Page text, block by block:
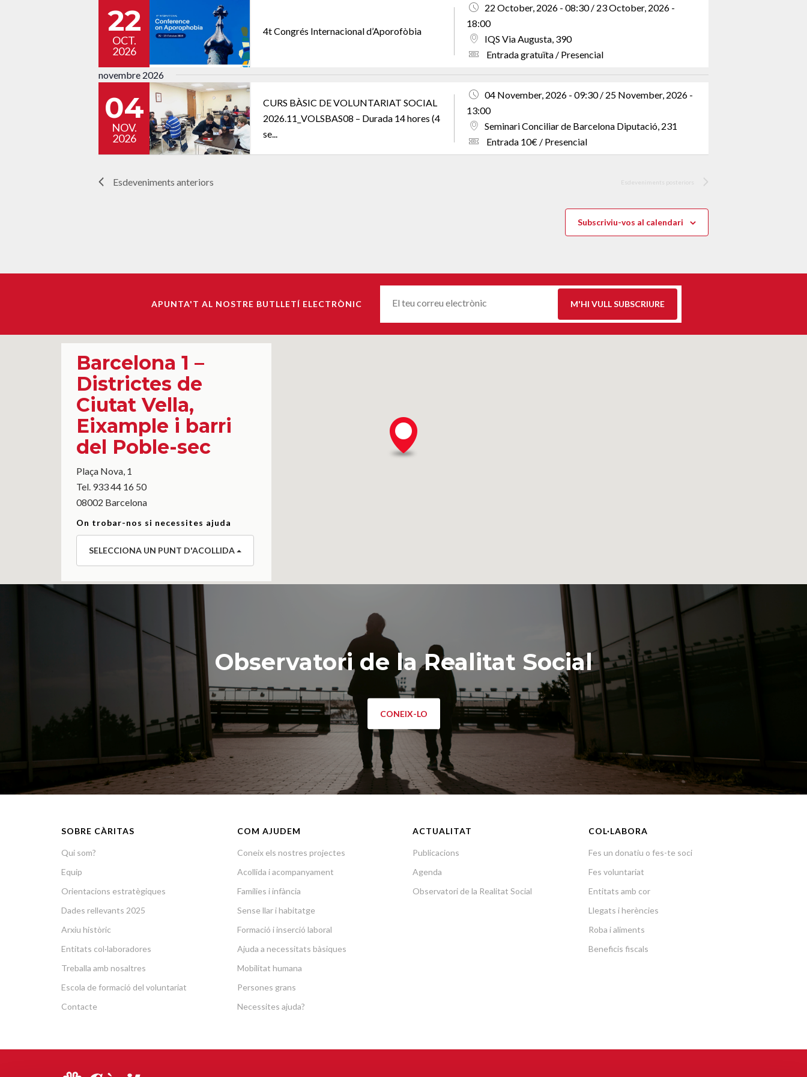
22
OCT.
2026
4t Congrés Internacional d’Aporofòbia
22 October, 2026 - 08:30 / 23 October, 2026 -
18:00
IQS Via Augusta, 390
Entrada gratuïta / Presencial
novembre 2026
04
NOV.
2026
CURS BÀSIC DE VOLUNTARIAT SOCIAL
2026.11_VOLSBAS08 – Durada 14 hores (4
se...
04 November, 2026 - 09:30 / 25 November, 2026 -
13:00
Seminari Conciliar de Barcelona Diputació, 231
Entrada 10€ / Presencial
Esdeveniments anteriors Esdeveniments posteriors
Subscriviu-vos al calendari
APUNTA'T AL NOSTRE BUTLLETÍ ELECTRÒNIC
Correu-
M'HI VULL SUBSCRIURE
Barcelona 1 –
Districtes de
Ciutat Vella,
Eixample i barri
del Poble-sec
Plaça Nova, 1
Tel. 933 44 16 50
08002 Barcelona
On trobar-nos si necessites ajuda
SELECCIONA UN PUNT D'ACOLLIDA
Observatori de la Realitat Social
CONEIX-LO
SOBRE CÀRITAS
Qui som?
Equip
Orientacions estratègiques
Dades rellevants 2025
Arxiu històric
Entitats col·laboradores
Treballa amb nosaltres
Escola de formació del voluntariat
Contacte
COM AJUDEM
Coneix els nostres projectes
Acollida i acompanyament
Famílies i infància
Sense llar i habitatge
Formació i inserció laboral
Ajuda a necessitats bàsiques
Mobilitat humana
Persones grans
Necessites ajuda?
ACTUALITAT
Publicacions
Agenda
Observatori de la Realitat Social
COL·LABORA
Fes un donatiu o fes-te soci
Fes voluntariat
Entitats amb cor
Llegats i herències
Roba i aliments
Beneficis fiscals